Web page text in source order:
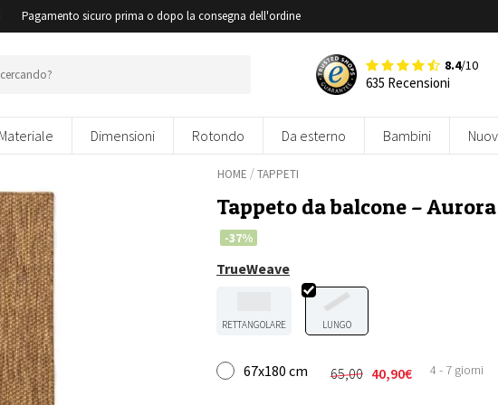
Pagamento sicuro prima o dopo la consegna dell'ordine
8.4/10
635 Recensioni
Materiale Dimensioni Rotondo Da esterno Bambini
HOME /TAPPETI
Tappeto da balcone –
-37%
TrueWeave
RETTANGOLARE LUNGO
67x180 cm 65,00
Il 40,90€
Il 4 - 7 giorni